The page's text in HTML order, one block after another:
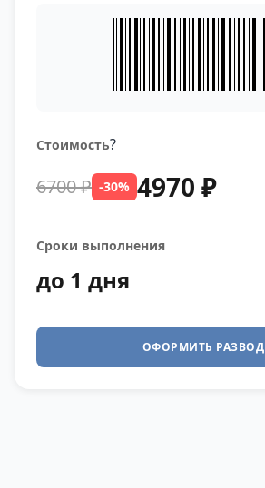
Стоимость?
6700 ₽ -30% 4970 ₽
Сроки выполнения
до 1 дня
ОФОРМИТЬ РАЗВОД